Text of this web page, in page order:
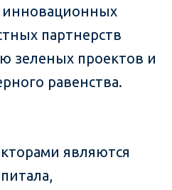
инновационных
партнерств
зеленых проектов и
равенства.
являются